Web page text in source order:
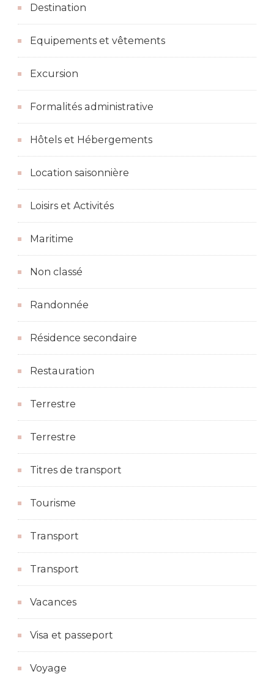
Destination
Equipements et vêtements
Excursion
Formalités administrative
Hôtels et Hébergements
Location saisonnière
Loisirs et Activités
Maritime
Non classé
Randonnée
Résidence secondaire
Restauration
Terrestre
Terrestre
Titres de transport
Tourisme
Transport
Transport
Vacances
Visa et passeport
Voyage